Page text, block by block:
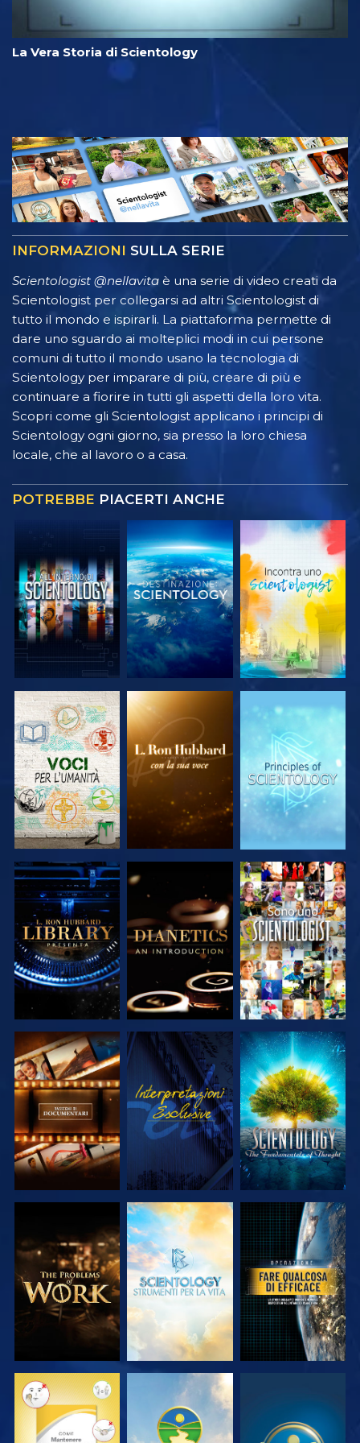
La Vera Storia di Scientology
INFORMAZIONI SULLA SERIE
Scientologist @nellavita è una serie di video creati da
Scientologist per collegarsi ad altri Scientologist di
tutto il mondo e ispirarli. La piattaforma permette di
dare uno sguardo ai molteplici modi in cui persone
comuni di tutto il mondo usano la tecnologia di
Scientology per imparare di più, creare di più e
continuare a fiorire in tutti gli aspetti della loro vita.
Scopri come gli Scientologist applicano i principi di
Scientology ogni giorno, sia presso la loro chiesa
locale, che al lavoro o a casa.
POTREBBE PIACERTI ANCHE
ESPLORA LE
SERIE
ESPLORA LE
SERIE
ESPLORA LE
SERIE
ESPLORA LE
SERIE
ESPLORA LE
SERIE
GUARDA
ESPLORA LE
SERIE
GUARDA
ESPLORA LE
SERIE
ESPLORA LE
SERIE
ESPLORA LE
SERIE
GUARDA
GUARDA GUARDA GUARDA